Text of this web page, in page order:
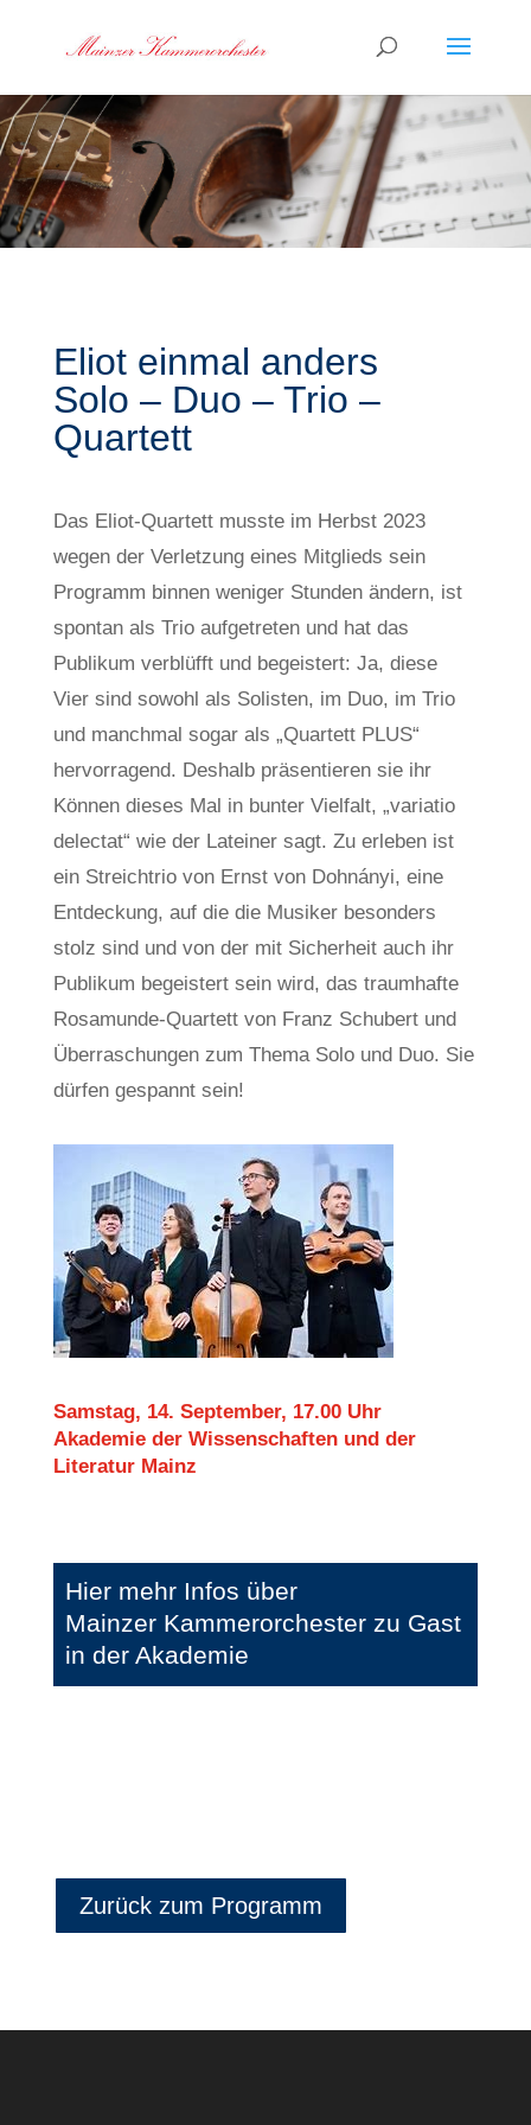
Eliot einmal anders
Solo – Duo – Trio –
Quartett
Das Eliot-Quartett musste im Herbst 2023
wegen der Verletzung eines Mitglieds sein
Programm binnen weniger Stunden ändern, ist
spontan als Trio aufgetreten und hat das
Publikum verblüfft und begeistert: Ja, diese
Vier sind sowohl als Solisten, im Duo, im Trio
und manchmal sogar als „Quartett PLUS“
hervorragend. Deshalb präsentieren sie ihr
Können dieses Mal in bunter Vielfalt, „variatio
delectat“ wie der Lateiner sagt. Zu erleben ist
ein Streichtrio von Ernst von Dohnányi, eine
Entdeckung, auf die die Musiker besonders
stolz sind und von der mit Sicherheit auch ihr
Publikum begeistert sein wird, das traumhafte
Rosamunde-Quartett von Franz Schubert und
Überraschungen zum Thema Solo und Duo. Sie
dürfen gespannt sein!
Samstag, 14. September, 17.00 Uhr
Akademie der Wissenschaften und der
Literatur Mainz
Hier mehr Infos über
Mainzer Kammerorchester zu Gast
in der Akademie
Zurück zum Programm